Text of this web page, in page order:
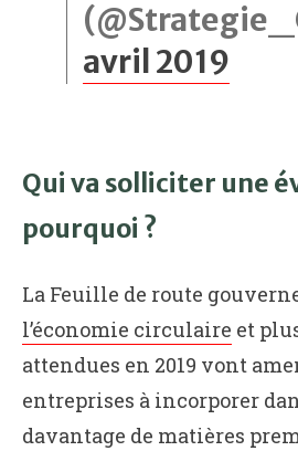
avril 2019
Qui va solliciter une
pourquoi ?
La Feuille de route
l’économie circulaire et
attendues en 2019 vont
entreprises à incorporer
davantage de matières